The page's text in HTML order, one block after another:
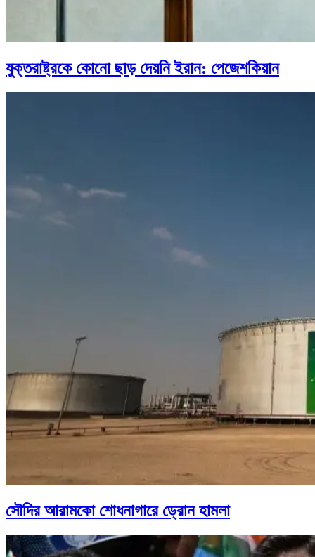
যুক্তরাষ্ট্রকে কোনো ছাড় দেয়নি ইরান: পেজেশকিয়ান
সৌদির আরামকো শোধনাগারে ড্রোন হামলা